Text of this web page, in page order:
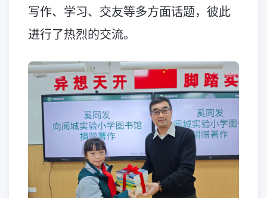
写作、学习、交友等多方面话题，彼此
进行了热烈的交流。